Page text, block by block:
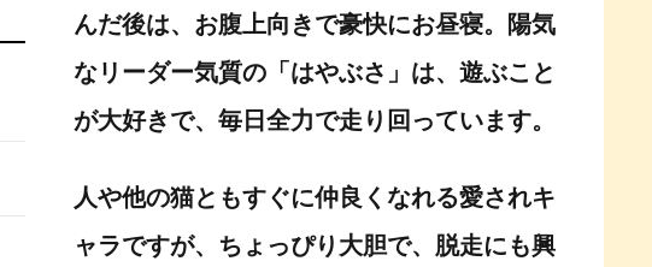
んだ後は、お腹上向きで豪快にお昼寝。陽気
なリーダー気質の「はやぶさ」は、遊ぶこと
が大好きで、毎日全力で走り回っています。
人や他の猫ともすぐに仲良くなれる愛されキ
ャラですが、ちょっぴり大胆で、脱走にも興